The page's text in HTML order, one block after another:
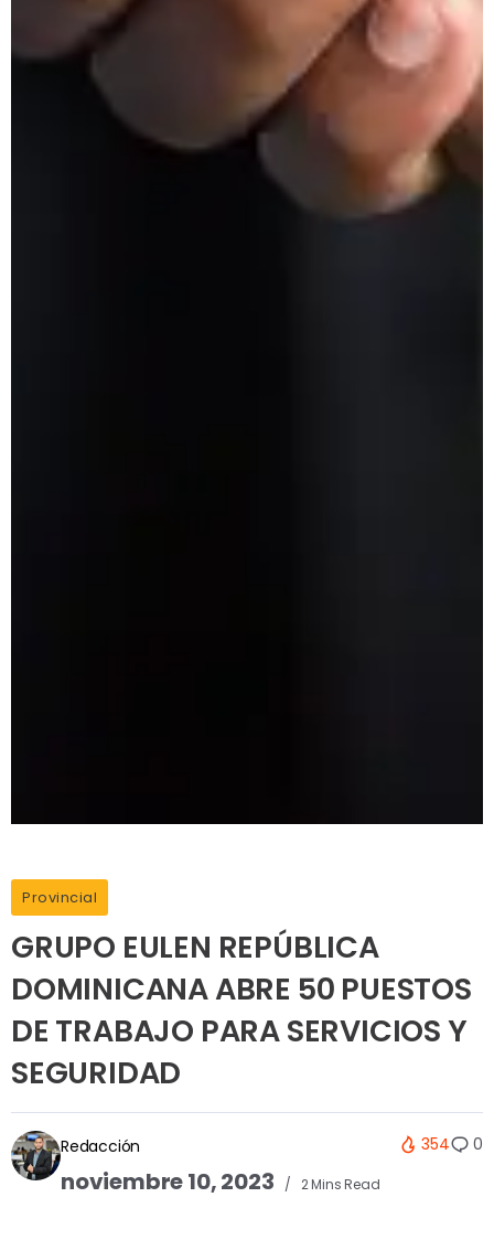
Provincial
GRUPO EULEN REPÚBLICA
DOMINICANA ABRE 50 PUESTOS
DE TRABAJO PARA SERVICIOS Y
SEGURIDAD
Redacción
noviembre 10, 2023 2 Mins Read
354 0